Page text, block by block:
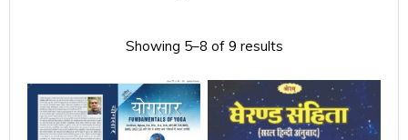
Showing 5–8 of 9 results